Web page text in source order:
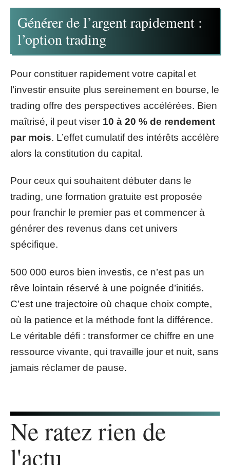
Générer de l’argent rapidement :
l’option trading
Pour constituer rapidement votre capital et
l’investir ensuite plus sereinement en bourse, le
trading offre des perspectives accélérées. Bien
maîtrisé, il peut viser 10 à 20 % de rendement
par mois. L’effet cumulatif des intérêts accélère
alors la constitution du capital.
Pour ceux qui souhaitent débuter dans le
trading, une formation gratuite est proposée
pour franchir le premier pas et commencer à
générer des revenus dans cet univers
spécifique.
500 000 euros bien investis, ce n’est pas un
rêve lointain réservé à une poignée d’initiés.
C’est une trajectoire où chaque choix compte,
où la patience et la méthode font la différence.
Le véritable défi : transformer ce chiffre en une
ressource vivante, qui travaille jour et nuit, sans
jamais réclamer de pause.
Ne ratez rien de
l'actu